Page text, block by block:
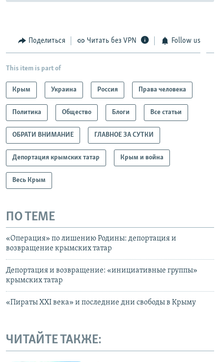
Поделиться Читать без VPN Follow us
This item is part of
Крым Украина Россия Права человека
Политика Общество Блоги Все статьи
ОБРАТИ ВНИМАНИЕ ГЛАВНОЕ ЗА СУТКИ
Депортация крымских татар Крым и война
Весь Крым
ПО ТЕМЕ
«Операция» по лишению Родины: депортация и
возвращение крымских татар
Депортация и возвращение: «инициативные группы»
крымских татар
«Пираты XXI века» и последние дни свободы в Крыму
ЧИТАЙТЕ ТАКЖЕ: